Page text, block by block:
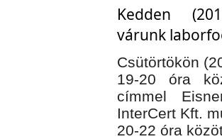
Kedden
várunk
Csütörtökön
19-20 óra
címmel
InterCert Kft.
20-22 óra